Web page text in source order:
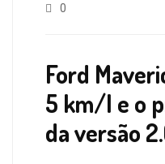
0
Ford
5 km/l e o
da versão